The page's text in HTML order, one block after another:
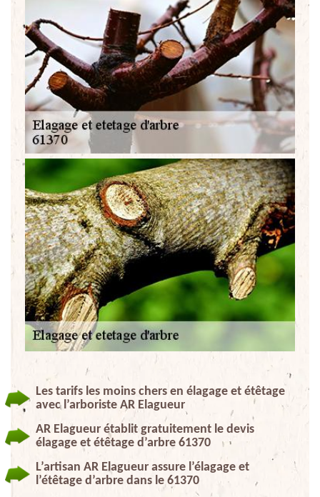
Les tarifs les moins chers en élagage et étêtage
avec l’arboriste AR Elagueur
AR Elagueur établit gratuitement le devis
élagage et étêtage d’arbre 61370
L’artisan AR Elagueur assure l’élagage et
l’étêtage d’arbre dans le 61370